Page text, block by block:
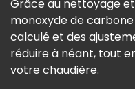
Grâce au nettoyage
monoxyde de
calculé et des
réduire à néant, tout
votre chaudière.